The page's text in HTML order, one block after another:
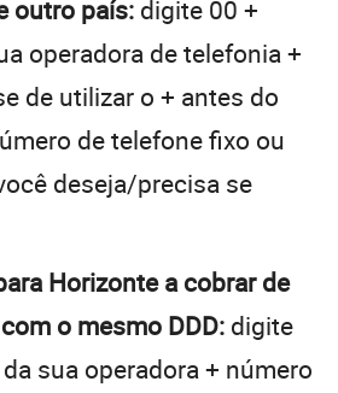
outro país: digite 00 +
operadora de telefonia +
de utilizar o + antes do
de telefone fixo ou
deseja/precisa se
Horizonte a cobrar de
o mesmo DDD: digite
sua operadora + número